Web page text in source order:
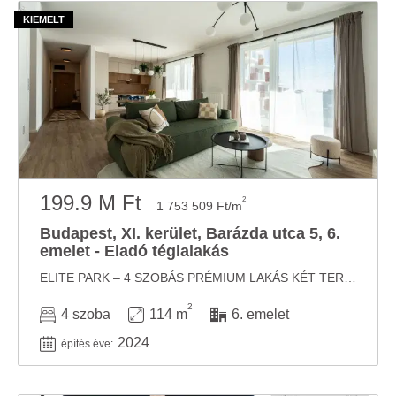
199.9 M Ft 1 753 509 Ft/m2
Budapest, XI. kerület, Barázda utca 5, 6.
emelet - Eladó téglalakás
4 szoba 114 m
2
6. emelet
építés éve: 2024